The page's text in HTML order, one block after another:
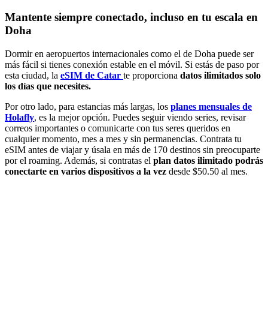
Mantente siempre conectado, incluso en tu escala en
Doha
Dormir en aeropuertos internacionales como el de Doha puede ser
más fácil si tienes conexión estable en el móvil. Si estás de paso por
esta ciudad, la eSIM de Catar te proporciona datos ilimitados solo
los días que necesites.
Por otro lado, para estancias más largas, los planes mensuales de
Holafly, es la mejor opción. Puedes seguir viendo series, revisar
correos importantes o comunicarte con tus seres queridos en
cualquier momento, mes a mes y sin permanencias. Contrata tu
eSIM antes de viajar y úsala en más de 170 destinos sin preocuparte
por el roaming. Además, si contratas el plan datos ilimitado podrás
conectarte en varios dispositivos a la vez desde $50.50 al mes.